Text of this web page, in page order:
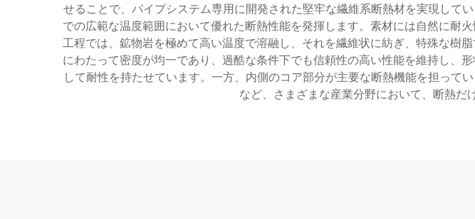
せることで、パイプシステム専用に開発された堅牢な繊維系断熱材を実現して
での広範な温度範囲において優れた断熱性能を発揮します。素材には自然に耐
工程では、鉱物岩を極めて高い温度で溶融し、それを繊維状に紡ぎ、特殊な樹
にわたって密度が均一であり、過酷な条件下でも信頼性の高い性能を維持し、
して耐性を持たせています。一方、内側のコア部分が主要な断熱機能を担っ
など、さまざまな産業分野において、断熱だ